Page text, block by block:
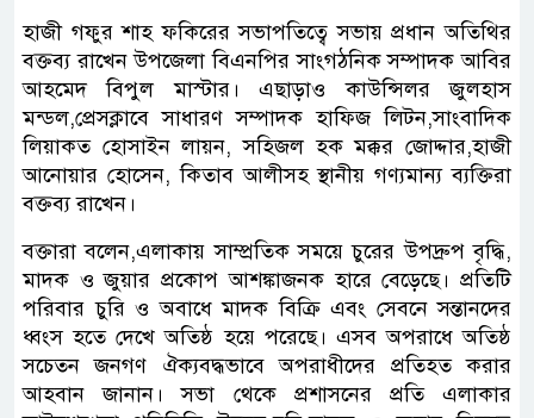
হাজী গফুর শাহ ফকিরের সভাপতিত্বে সভায় প্রধান অতিথির
বক্তব্য রাখেন উপজেলা বিএনপির সাংগঠনিক সম্পাদক আবির
আহমেদ বিপুল মাস্টার। এছাড়াও কাউন্সিলর জুলহাস
মন্ডল,প্রেসক্লাবে সাধারণ সম্পাদক হাফিজ লিটন,সাংবাদিক
লিয়াকত হোসাইন লায়ন, সহিজল হক মক্কর জোদ্দার,হাজী
আনোয়ার হোসেন, কিতাব আলীসহ স্থানীয় গণ্যমান্য ব্যক্তিরা
বক্তব্য রাখেন।
বক্তারা বলেন,এলাকায় সাম্প্রতিক সময়ে চুরের উপদ্রুপ বৃদ্ধি,
মাদক ও জুয়ার প্রকোপ আশঙ্কাজনক হারে বেড়েছে। প্রতিটি
পরিবার চুরি ও অবাধে মাদক বিক্রি এবং সেবনে সন্তানদের
ধ্বংস হতে দেখে অতিষ্ঠ হয়ে পরেছে। এসব অপরাধে অতিষ্ঠ
সচেতন জনগণ ঐক্যবদ্ধভাবে অপরাধীদের প্রতিহত করার
আহবান জানান। সভা থেকে প্রশাসনের প্রতি এলাকার